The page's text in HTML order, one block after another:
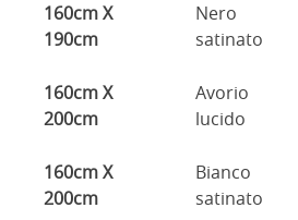
160cm X
190cm
Nero
satinato
160cm X
200cm
Avorio
lucido
160cm X
200cm
Bianco
satinato